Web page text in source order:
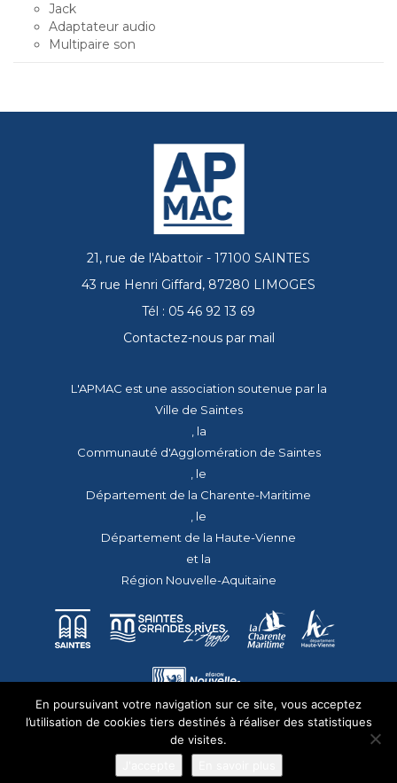
Jack
Adaptateur audio
Multipaire son
21, rue de l'Abattoir - 17100 SAINTES
43 rue Henri Giffard, 87280 LIMOGES
Tél : 05 46 92 13 69
Contactez-nous par mail
L'APMAC est une association soutenue par la
Ville de Saintes
, la
Communauté d'Agglomération de Saintes
, le
Département de la Charente-Maritime
, le
Département de la Haute-Vienne
et la
Région Nouvelle-Aquitaine
© 2026 - Tous droits réservés - apmac.fr - réalisation :
En poursuivant votre navigation sur ce site, vous acceptez
l’utilisation de cookies tiers destinés à réaliser des statistiques
de visites.